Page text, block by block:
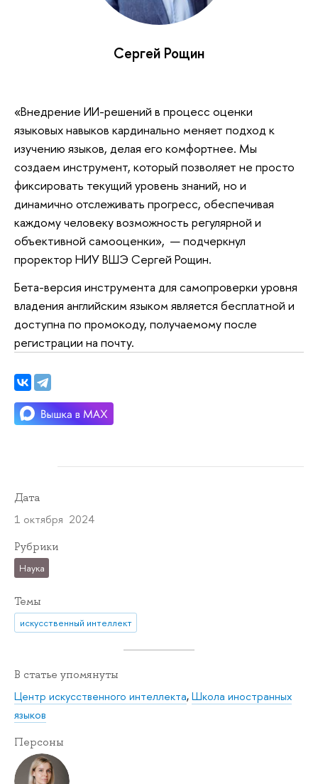
Сергей Рощин
«Внедрение ИИ-решений в процесс оценки
языковых навыков кардинально меняет подход к
изучению языков, делая его комфортнее. Мы
создаем инструмент, который позволяет не просто
фиксировать текущий уровень знаний, но и
динамично отслеживать прогресс, обеспечивая
каждому человеку возможность регулярной и
объективной самооценки», — подчеркнул
проректор НИУ ВШЭ Сергей Рощин.
Бета-версия инструмента для самопроверки уровня
владения английским языком является бесплатной и
доступна по промокоду, получаемому после
регистрации на почту.
Дата
1 октября 2024
Рубрики
Наука
Темы
искусственный интеллект
В статье упомянуты
Центр искусственного интеллекта,Школа иностранных
языков
Персоны